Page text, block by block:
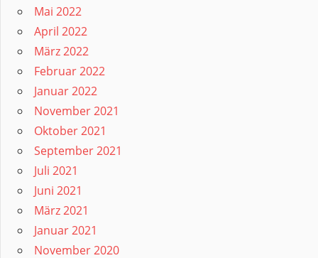
Mai 2022
April 2022
März 2022
Februar 2022
Januar 2022
November 2021
Oktober 2021
September 2021
Juli 2021
Juni 2021
März 2021
Januar 2021
November 2020